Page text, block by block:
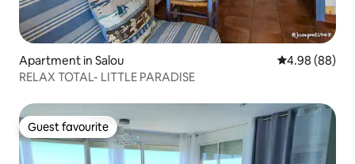
Apartment in Salou 4.98 out of 5
4.98 (88)
RELAX TOTAL- LITTLE PARADISE
Guest favourite
Guest favourite